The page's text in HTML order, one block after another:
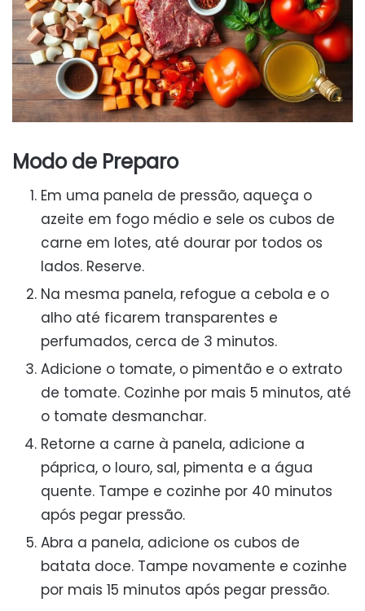
Modo de Preparo
Em uma panela de pressão, aqueça o
azeite em fogo médio e sele os cubos de
carne em lotes, até dourar por todos os
lados. Reserve.
Na mesma panela, refogue a cebola e o
alho até ficarem transparentes e
perfumados, cerca de 3 minutos.
Adicione o tomate, o pimentão e o extrato
de tomate. Cozinhe por mais 5 minutos, até
o tomate desmanchar.
Retorne a carne à panela, adicione a
páprica, o louro, sal, pimenta e a água
quente. Tampe e cozinhe por 40 minutos
após pegar pressão.
Abra a panela, adicione os cubos de
batata doce. Tampe novamente e cozinhe
por mais 15 minutos após pegar pressão.